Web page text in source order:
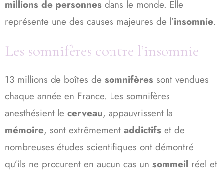
millions de personnes dans le monde. Elle
représente une des causes majeures de l’insomnie.
Les somnifères contre l’insomnie
13 millions de boîtes de somnifères sont vendues
chaque année en France. Les somnifères
anesthésient le cerveau, appauvrissent la
mémoire, sont extrêmement addictifs et de
nombreuses études scientifiques ont démontré
qu’ils ne procurent en aucun cas un sommeil réel et